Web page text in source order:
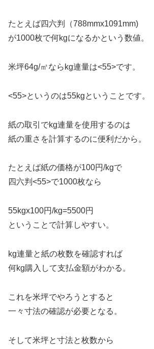
たとえば四六判（788mmx1091mm)
が1000枚で何kgになるかという数値。
米坪64g/㎡ならkg連量は<55>です。
<55>というのは55kgということです。
紙の取引でkg連量を使用するのは
紙の重さを計算するのに便利だから。
たとえば紙の価格が100円/kgで
四六判<55>で1000枚なら
55kgx100円/kg=5500円
ということで計算しやすい。
kg連量と紙の枚数を確認すれば
何kg購入して支払金額がわかる。
これを米坪でやろうとすると
一々寸法の確認が必要となる。
そして米坪と寸法と枚数から